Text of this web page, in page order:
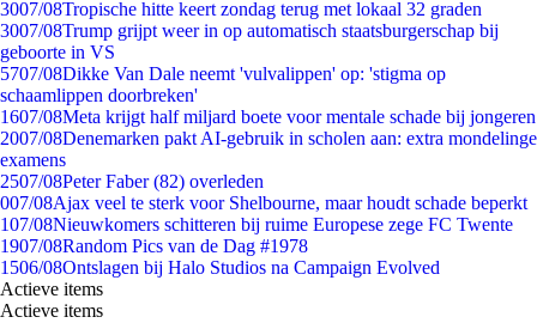
3007/08Tropische hitte keert zondag terug met lokaal 32 graden
3007/08Trump grijpt weer in op automatisch staatsburgerschap bij
geboorte in VS
5707/08Dikke Van Dale neemt 'vulvalippen' op: 'stigma op
schaamlippen doorbreken'
1607/08Meta krijgt half miljard boete voor mentale schade bij jongeren
2007/08Denemarken pakt AI-gebruik in scholen aan: extra mondelinge
examens
2507/08Peter Faber (82) overleden
007/08Ajax veel te sterk voor Shelbourne, maar houdt schade beperkt
107/08Nieuwkomers schitteren bij ruime Europese zege FC Twente
1907/08Random Pics van de Dag #1978
1506/08Ontslagen bij Halo Studios na Campaign Evolved
Actieve items
Actieve items